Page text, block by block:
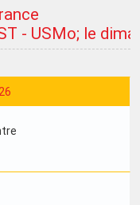
- USMo; le